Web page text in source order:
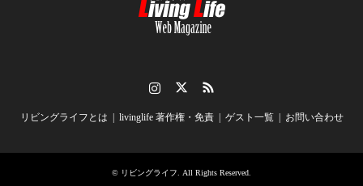
リビングライフとは livinglife 著作権・免責 ゲスト一覧 お問い合わせ
© リビングライフ . All Rights Reserved.